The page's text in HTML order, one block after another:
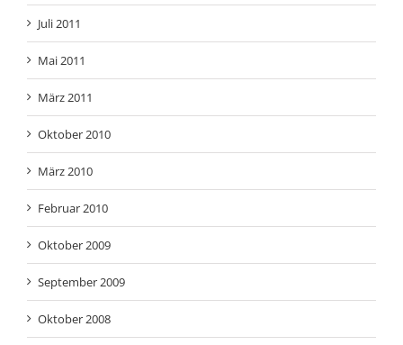
Juli 2011
Mai 2011
März 2011
Oktober 2010
März 2010
Februar 2010
Oktober 2009
September 2009
Oktober 2008